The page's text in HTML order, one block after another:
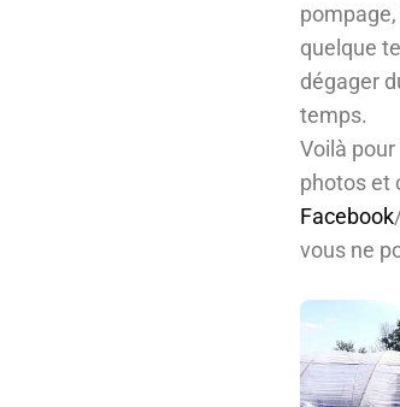
quelque
dégager
temps.
Voilà
photos et
Facebook
vous ne